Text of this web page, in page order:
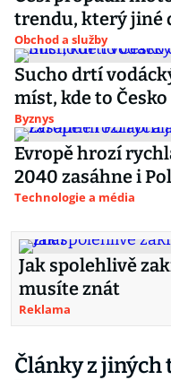
trendu, který jiné
Obchod a služby
Sucho drtí
míst, kde to
Byznys
Evropě hrozí
2040 zasáhne i
Technologie a média
Jak spolehlivě
musíte znát
Reklama
Články z